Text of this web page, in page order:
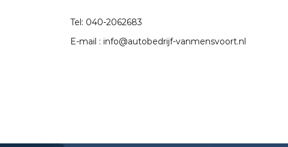
Tel: 040-2062683
E-mail : info@autobedrijf-vanmensvoort.nl